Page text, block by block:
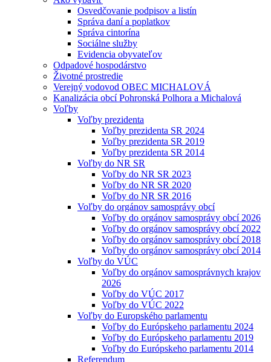
Osvedčovanie podpisov a listín
Správa daní a poplatkov
Správa cintorína
Sociálne služby
Evidencia obyvateľov
Odpadové hospodárstvo
Životné prostredie
Verejný vodovod OBEC MICHALOVÁ
Kanalizácia obcí Pohronská Polhora a Michalová
Voľby
Voľby prezidenta
Voľby prezidenta SR 2024
Voľby prezidenta SR 2019
Voľby prezidenta SR 2014
Voľby do NR SR
Voľby do NR SR 2023
Voľby do NR SR 2020
Voľby do NR SR 2016
Voľby do orgánov samosprávy obcí
Voľby do orgánov samosprávy obcí 2026
Voľby do orgánov samosprávy obcí 2022
Voľby do orgánov samosprávy obcí 2018
Voľby do orgánov samosprávy obcí 2014
Voľby do VÚC
Voľby do orgánov samosprávnych krajov
2026
Voľby do VÚC 2017
Voľby do VÚC 2022
Voľby do Europského parlamentu
Voľby do Európskeho parlamentu 2024
Voľby do Európskeho parlamentu 2019
Voľby do Európskeho parlamentu 2014
Referendum